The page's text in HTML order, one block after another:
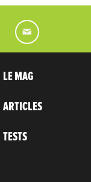
LE MAG
ARTICLES
TESTS